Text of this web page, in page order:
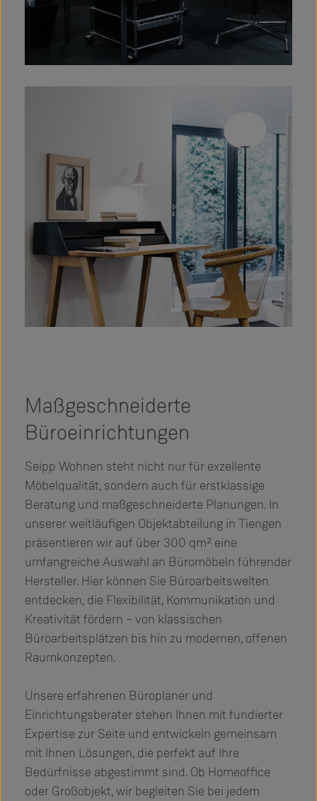
Maßgeschneiderte
Büroeinrichtungen
Seipp Wohnen steht nicht nur für exzellente
Möbelqualität, sondern auch für erstklassige
Beratung und maßgeschneiderte Planungen. In
unserer weitläufigen Objektabteilung in Tiengen
präsentieren wir auf über 300 qm² eine
umfangreiche Auswahl an Büromöbeln führender
Hersteller. Hier können Sie Büroarbeitswelten
entdecken, die Flexibilität, Kommunikation und
Kreativität fördern – von klassischen
Büroarbeitsplätzen bis hin zu modernen, offenen
Raumkonzepten.
Unsere erfahrenen Büroplaner und
Einrichtungsberater stehen Ihnen mit fundierter
Expertise zur Seite und entwickeln gemeinsam
mit Ihnen Lösungen, die perfekt auf Ihre
Bedürfnisse abgestimmt sind. Ob Homeoffice
oder Großobjekt, wir begleiten Sie bei jedem